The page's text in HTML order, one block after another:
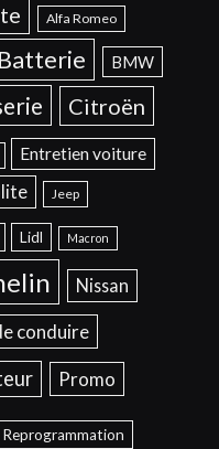
Alfa Romeo
Batterie BMW
Citroën
Entretien voiture
Jeep
Lidl Macron
Nissan
conduire
Promo
Reprogrammation